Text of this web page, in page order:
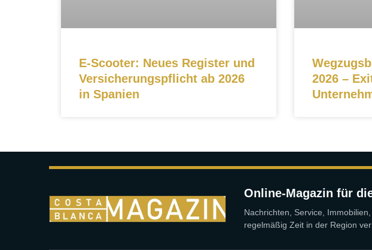
E-Scooter: Neues Register und
Versicherungspflicht ab 2026
in Spanien
2026 –
Online-Magazin für
Nachrichten, Service,
regelmäßig Zeit in der Region